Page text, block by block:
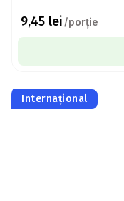
9,45 lei/porție
Internațional